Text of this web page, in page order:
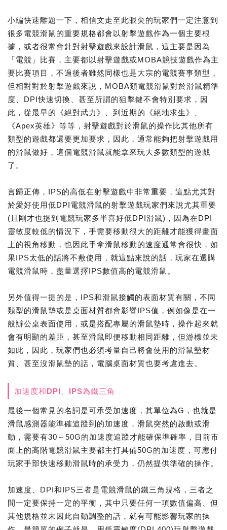
小編快速離題一下，相信文走至此眼尖的玩家們一定注意到
很多電競滑鼠的重要規格都會以射擊遊戲作為一個主要根
據，或者很常會針對射擊遊戲來設計滑鼠，這主要是因為
「電競」比賽，主要都以射擊遊戲或MOBA競技遊戲作為主
要比賽項目，不過後者雖然同樣也是大宗的電競賽事類型，
但相對對於射擊遊戲來說，MOBA類電競滑鼠對於滑鼠精準
度、DPI快速切換、甚至所謂的狙擊鍵不會特別要求，因
此，從最早的《絕對武力》、到近期的《絕地求生》、
《Apex英雄》等等，射擊遊戲對於滑鼠的操作比其他所有
類型的遊戲都還要更加要求，因此，通常能夠把射擊遊戲用
的滑鼠做好，這個電競滑鼠就能拿來玩大多數類型的遊戲
了。
言歸正傳，IPS的高低在射擊遊戲中非常重要，這點尤其對
於愛好使用低DPI電競滑鼠的射擊遊戲玩家們來說尤其重要
(且剛才也提到電競玩家多半喜好低DPI滑鼠)，因為在DPI
靈敏度較低的情況下，手需要移動很大的距離才能獲得畫面
上的視角移動，也因此手拿滑鼠移動的速度通常會很快，如
果IPS太低的話將不敷使用，就這點來說的話，玩家在選購
電競滑鼠時，盡量選擇IPS數值高的電競滑鼠。
另外值得一提的是，IPS和滑鼠接觸的表面材質有關，不同
類型的滑鼠墊或是桌面材質都會影響IPS值，例如像是在一
般辦公桌表面使用，或是搭配專屬的滑鼠墊時，操作起來就
會有明顯的差距，甚至滑鼠即便移動相同距離，但游標並未
如此，因此，玩家們也必須考量自己將會使用的滑鼠墊材
質、甚至沒滑鼠墊的話，電腦桌面材質也要考慮進去。
加速度和DPI、IPS為鐵三角
最後一個常見的名詞是可承受加速度，其單位為G，也就是
滑鼠感測器能準確追蹤到的加速度，滑鼠突然的啟動或滑
動，需要有30～50G的加速度追蹤才能確保準確率，目前市
面上的高階電競滑鼠主要都主打具備50G的加速度，可應付
玩家手部快速移動滑鼠時的承受力，仍然提供準確的操作。
加速度、DPI和IPS三者是電競滑鼠的鐵三角規格，三者之
間一定要保持一定的平衡，其中只要任何一項數值偏高、但
其他規格並未因此自動調整的話，就有可能影響玩家的操